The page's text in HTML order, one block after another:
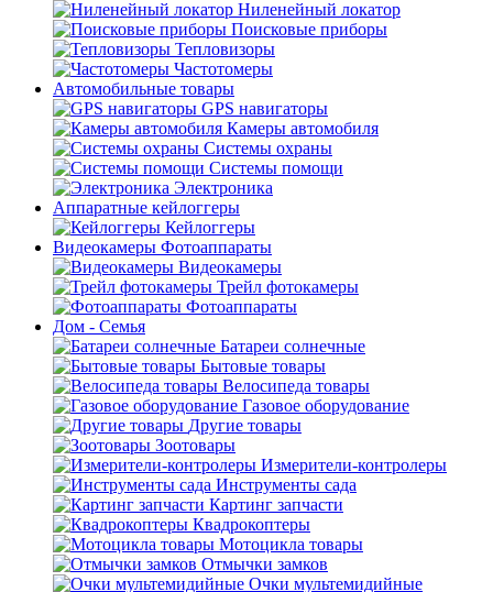
Ниленейный локатор
Поисковые приборы
Тепловизоры
Частотомеры
Автомобильные товары
GPS навигаторы
Камеры автомобиля
Системы охраны
Системы помощи
Электроника
Аппаратные кейлоггеры
Кейлоггеры
Видеокамеры Фотоаппараты
Видеокамеры
Трейл фотокамеры
Фотоаппараты
Дом - Семья
Батареи солнечные
Бытовые товары
Велосипеда товары
Газовое оборудование
Другие товары
Зоотовары
Измерители-контролеры
Инструменты сада
Картинг запчасти
Квадрокоптеры
Мотоцикла товары
Отмычки замков
Очки мультемидийные